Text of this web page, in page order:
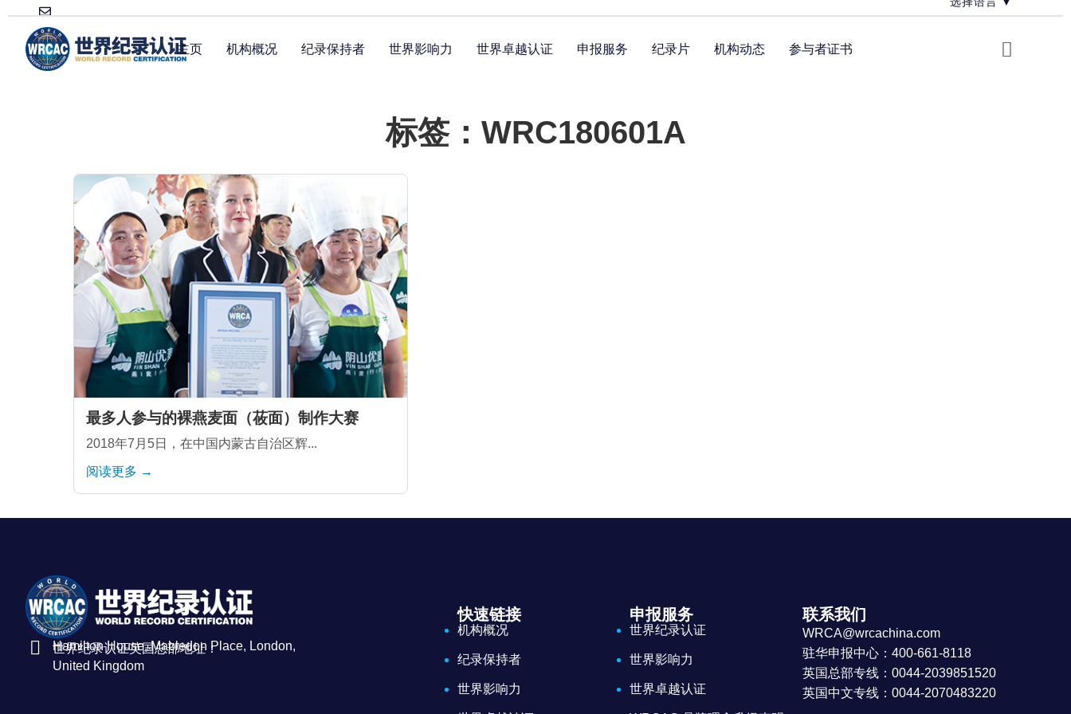
主页 机构概况 纪录保持者 世界影响力 世界卓越认证 申报服务 纪录片 机构动态 参与者证书
▼
标签：WRC180601A
最多人参与的裸燕麦面（莜面）制作大赛
2018年7月5日，在中国内蒙古自治区辉...
阅读更多 →
世界纪录认证英国总部地址：
Hamilton House, Mabledon Place, London,
United Kingdom
快速链接
机构概况
纪录保持者
世界影响力
申报服务
世界纪录认证
世界影响力
世界卓越认证
联系我们
WRCA@wrcachina.com
驻华申报中心：400-661-8118
英国总部专线：0044-2039851520
英国中文专线：0044-2070483220